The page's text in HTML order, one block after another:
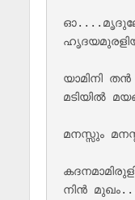
യാമിനി തൻ
മടിയിൽ
മനസ്സും
നിൻ